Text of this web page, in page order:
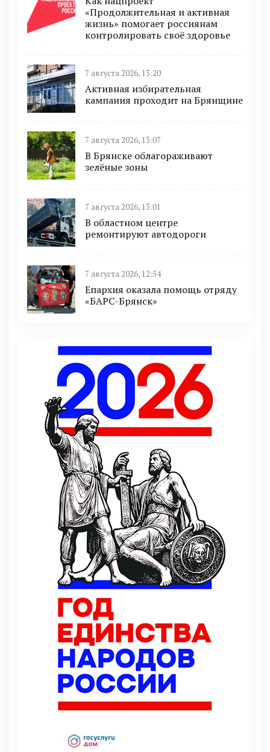
«Продолжительная и активная
жизнь» помогает россиянам
контролировать своё здоровье
7 августа 2026, 13:20
Активная избирательная
кампания проходит на Брянщине
7 августа 2026, 13:07
В Брянске облагораживают
зелёные зоны
7 августа 2026, 13:01
В областном центре
ремонтируют автодороги
7 августа 2026, 12:54
Епархия оказала помощь отряду
«БАРС-Брянск»